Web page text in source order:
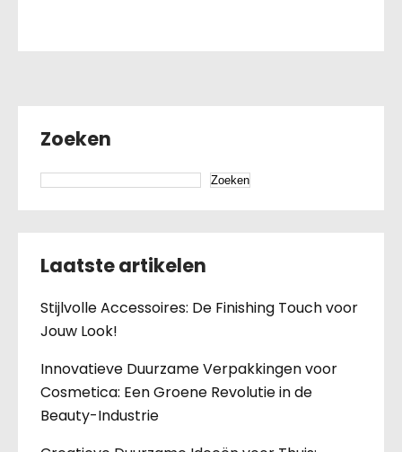
Zoeken
Zoeken
Laatste artikelen
Stijlvolle Accessoires: De Finishing Touch voor
Jouw Look!
Innovatieve Duurzame Verpakkingen voor
Cosmetica: Een Groene Revolutie in de
Beauty-Industrie